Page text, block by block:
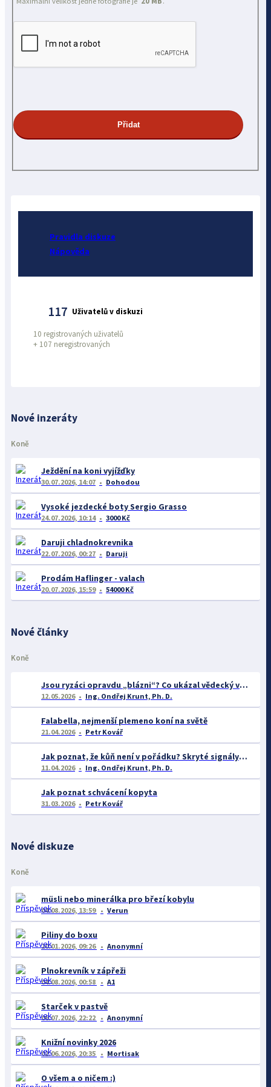
Pravidla diskuze
Nápověda
117 Uživatelů v diskuzi
10 registrovaných uživatelů
+ 107 neregistrovaných
Nové inzeráty
Koně
Ježdění na koni vyjížďky
30.07.2026, 14:07 Dohodou
Vysoké jezdecké boty Sergio Grasso
24.07.2026, 10:14 3000 Kč
Daruji chladnokrevnika
22.07.2026, 00:27 Daruji
Prodám Haflinger - valach
20.07.2026, 15:59 54000 Kč
Nové články
Koně
Jsou ryzáci opravdu „blázni“? Co ukázal vědecký výzkum o barvě srsti a chování koní
12.05.2026 Ing. Ondřej Krunt, Ph. D.
Falabella, nejmenší plemeno koní na světě
21.04.2026 Petr Kovář
Jak poznat, že kůň není v pořádku? Skryté signály zdravotních problémů v chovu koní
11.04.2026 Ing. Ondřej Krunt, Ph. D.
Jak poznat schvácení kopyta
31.03.2026 Petr Kovář
Nové diskuze
Koně
müsli nebo minerálka pro březí kobylu
04.08.2026, 13:59 Verun
Piliny do boxu
20.01.2026, 09:26 Anonymní
Plnokrevník v zápřeži
04.08.2026, 00:58 A1
Starček v pastvě
06.07.2026, 22:22 Anonymní
Knižní novinky 2026
02.06.2026, 20:35 Mortisak
O všem a o ničem :)